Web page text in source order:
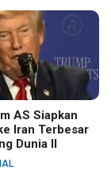
AS Siapkan
Iran Terbesar
Dunia II